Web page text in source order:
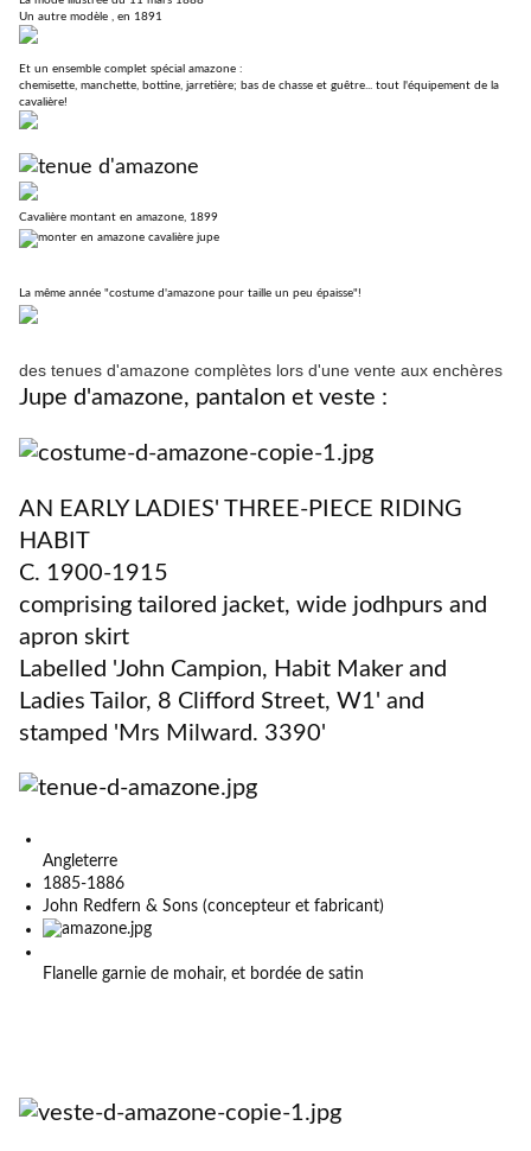
Un autre modèle , en 1891
Et un ensemble complet spécial amazone :
chemisette, manchette, bottine, jarretière; bas de chasse et guêtre... tout l'équipement de la
cavalière!
Cavalière montant en amazone, 1899
La même année "costume d'amazone pour taille un peu épaisse"!
des tenues d'amazone complètes lors d'une vente aux enchères
Jupe d'amazone, pantalon et veste :
AN EARLY LADIES' THREE-PIECE RIDING
HABIT
C. 1900-1915
comprising tailored jacket, wide jodhpurs and
apron skirt
Labelled 'John Campion, Habit Maker and
Ladies Tailor, 8 Clifford Street, W1' and
stamped 'Mrs Milward. 3390'
Angleterre
1885-1886
John Redfern & Sons (concepteur et fabricant)
Flanelle garnie de mohair, et bordée de satin